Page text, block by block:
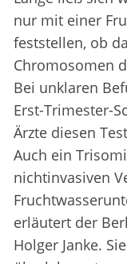
nur mit einer
feststellen, ob
Chromosomen
Bei unklaren
Erst-Trimester-
Ärzte diesen
Auch ein
nichtinvasiven
erläutert der
Holger Janke.